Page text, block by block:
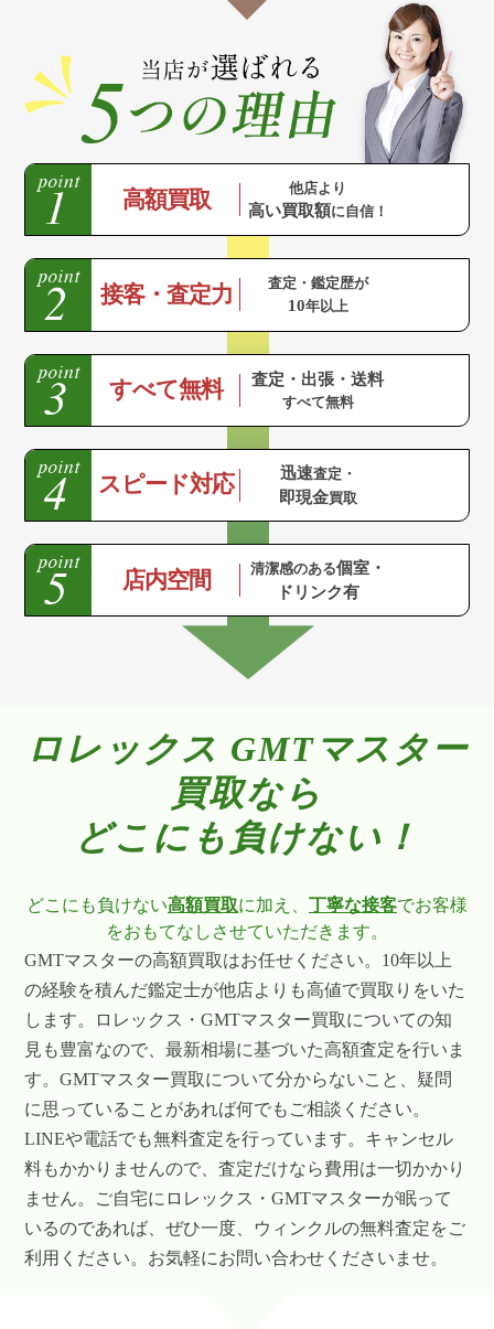
高額買取 他店より
高い買取額に自信！
接客・査定力 査定・鑑定歴が
10年以上
すべて無料 査定・出張・送料
すべて無料
スピード対応 迅速査定・
即現金買取
店内空間 清潔感のある個室・
ドリンク有
ロレックス GMTマスター
買取なら
どこにも負けない！
どこにも負けない高額買取に加え、 丁寧な接客でお客様
をおもてなしさせていただきます。
GMTマスターの高額買取はお任せください。10年以上
の経験を積んだ鑑定士が他店よりも高値で買取りをいた
します。ロレックス・GMTマスター買取についての知
見も豊富なので、最新相場に基づいた高額査定を行いま
す。GMTマスター買取について分からないこと、疑問
に思っていることがあれば何でもご相談ください。
LINEや電話でも無料査定を行っています。キャンセル
料もかかりませんので、査定だけなら費用は一切かかり
ません。ご自宅にロレックス・GMTマスターが眠って
いるのであれば、ぜひ一度、ウィンクルの無料査定をご
利用ください。お気軽にお問い合わせくださいませ。